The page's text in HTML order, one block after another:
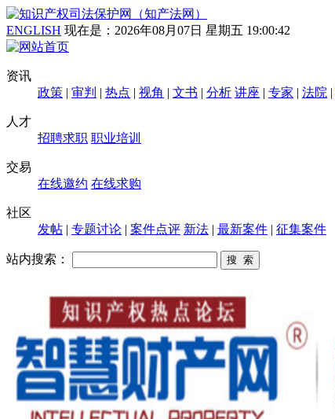
ENGLISH 现在是： 2026年08月07日 星期五 19:00:43
资讯
政策 | 审判 | 热点 | 视角 | 文书 | 分析 讲座 | 专家 | 法院 |
人才
招聘求职 职业培训
交易
在线邀约 在线求购
社区
发帖 | 专题讨论 | 案件点评 新法 | 最新案件 | 征集案件
站内搜索：